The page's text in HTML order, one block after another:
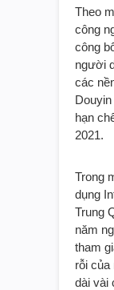
Theo
công
công
người
các
hạn
2021.
Trong
dụng
Trung
năm
tham
rỗi của
dài vài